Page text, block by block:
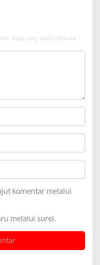
Ruas yang wajib ditandai *
komentar melalui
melalui surel.